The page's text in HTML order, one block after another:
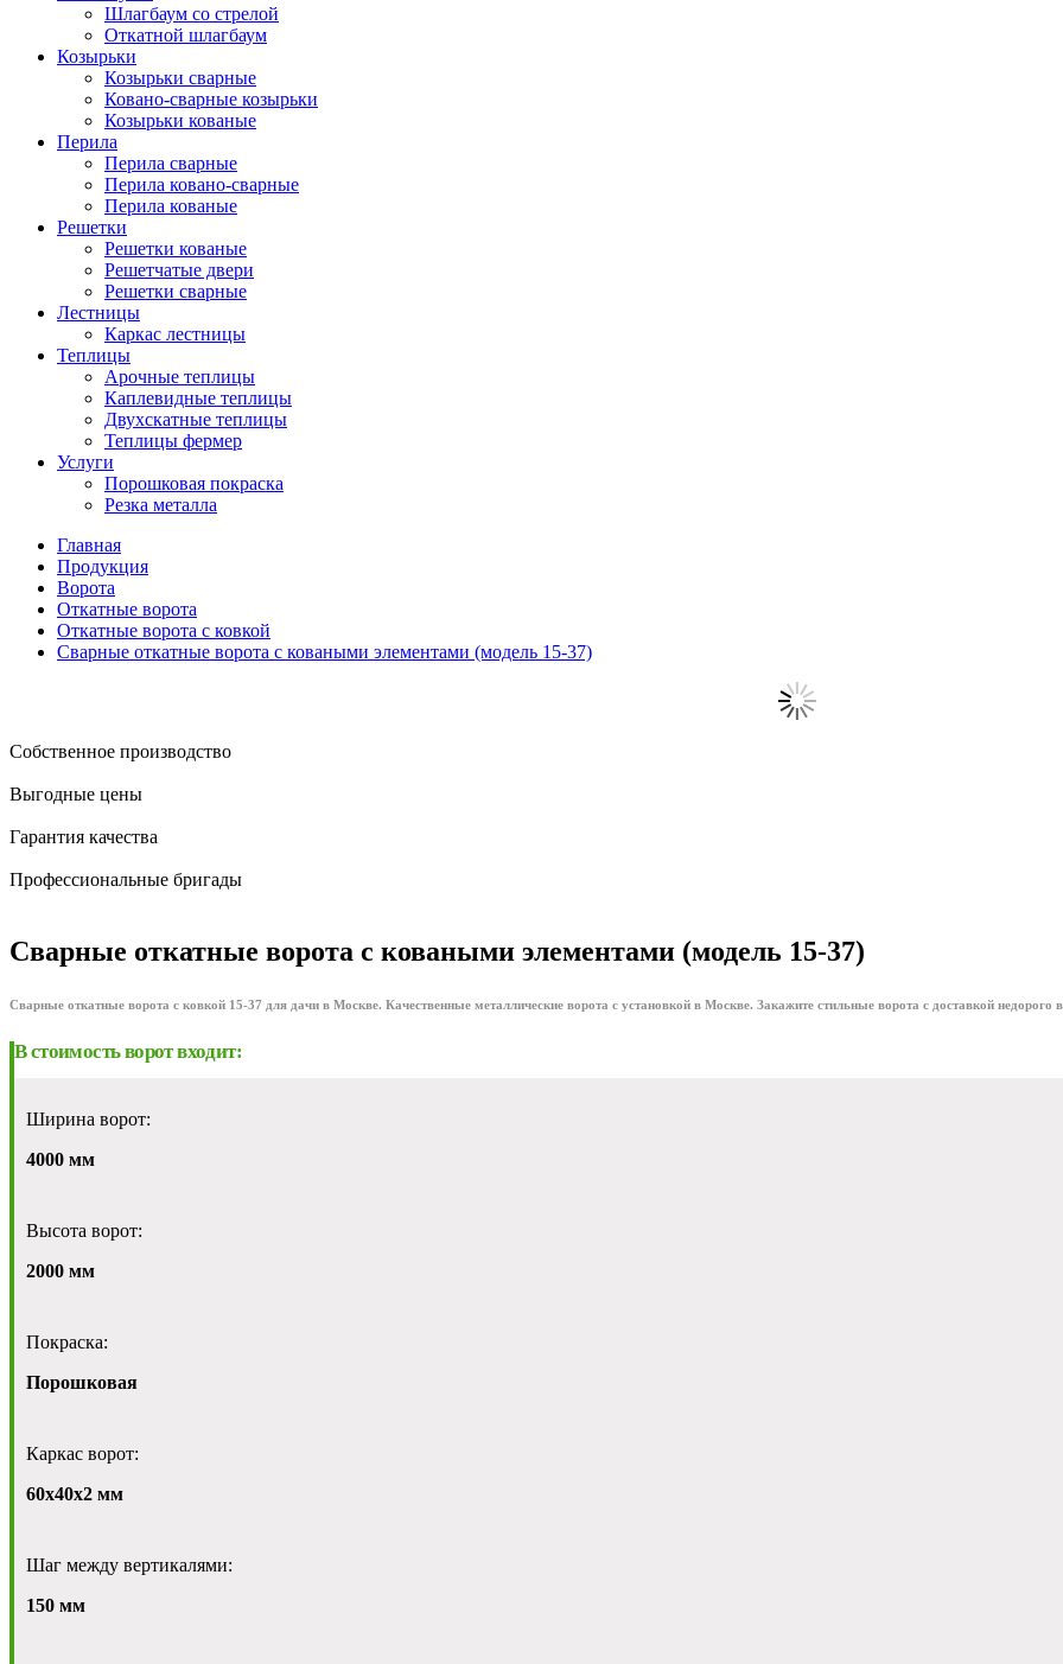
Шлагбаум со стрелой
Откатной шлагбаум
Козырьки
Козырьки сварные
Ковано-сварные козырьки
Козырьки кованые
Перила
Перила сварные
Перила ковано-сварные
Перила кованые
Решетки
Решетки кованые
Решетчатые двери
Решетки сварные
Лестницы
Каркас лестницы
Теплицы
Арочные теплицы
Каплевидные теплицы
Двухскатные теплицы
Теплицы фермер
Услуги
Порошковая покраска
Резка металла
Главная
Продукция
Ворота
Откатные ворота
Откатные ворота с ковкой
Сварные откатные ворота с коваными элементами (модель 15-37)
Собственное производство
Выгодные цены
Гарантия качества
Профессиональные бригады
Сварные откатные ворота с коваными элементами (модель 15-37)
Сварные откатные ворота с ковкой 15-37 для дачи в Москве. Качественные металлические ворота с установкой в Москве. Закажите стильные ворота с доставкой недорого
В стоимость ворот входит:
Ширина ворот:
4000 мм
Высота ворот:
2000 мм
Покраска:
Порошковая
Каркас ворот:
60х40х2 мм
Шаг между вертикалями:
150 мм